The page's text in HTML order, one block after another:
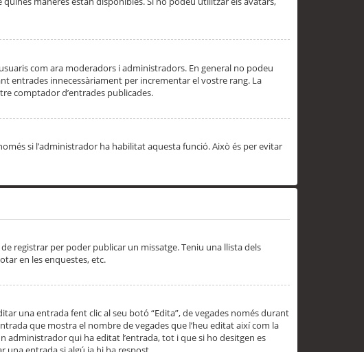
com ara moderadors i administradors. En general no podeu
entrades innecessàriament per incrementar el vostre rang. La
comptador d’entrades publicades.
si l’administrador ha habilitat aquesta funció. Això és per evitar
registrar per poder publicar un missatge. Teniu una llista dels
en les enquestes, etc.
una entrada fent clic al seu botó “Edita”, de vegades només durant
que mostra el nombre de vegades que l’heu editat així com la
administrador qui ha editat l’entrada, tot i que si ho desitgen es